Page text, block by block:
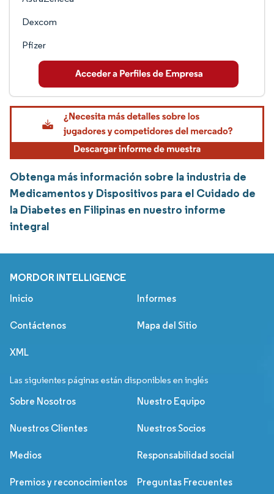
Dexcom
Pfizer
Obtenga más información sobre la industria de
Medicamentos y Dispositivos para el Cuidado de
la Diabetes en Filipinas en nuestro informe
integral
MORDOR INTELLIGENCE
Inicio Informes
Contáctenos Mapa del Sitio
XML
Las siguientes páginas están disponibles en inglés
Sobre Nosotros Nuestro Equipo
Nuestros Clientes Nuestros Socios
Medios Responsabilidad social
Premios y reconocimientos Preguntas Frecuentes